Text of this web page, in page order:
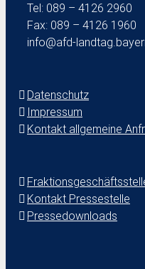
Tel: 089 – 4126 2960
Fax: 089 – 4126 1960
info@afd-
Datenschutz
Impressum
Kontakt allgemeine
Kontakt Pressestelle
Pressedownloads